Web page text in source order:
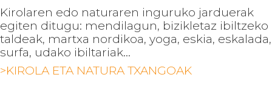
Kirolaren edo naturaren inguruko jarduerak
egiten ditugu: mendilagun, bizikletaz ibiltzeko
taldeak, martxa nordikoa, yoga, eskia, eskalada,
surfa, udako ibiltariak...
>KIROLA ETA NATURA TXANGOAK